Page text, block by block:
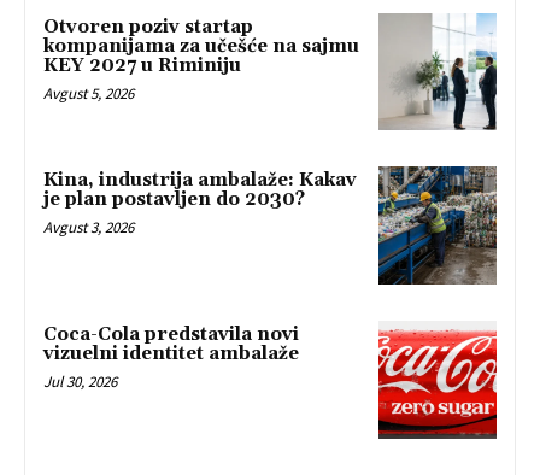
Otvoren poziv startap
kompanijama za učešće na sajmu
KEY 2027 u Riminiju
Avgust 5, 2026
Kina, industrija ambalaže: Kakav
je plan postavljen do 2030?
Avgust 3, 2026
Coca-Cola predstavila novi
vizuelni identitet ambalaže
Jul 30, 2026